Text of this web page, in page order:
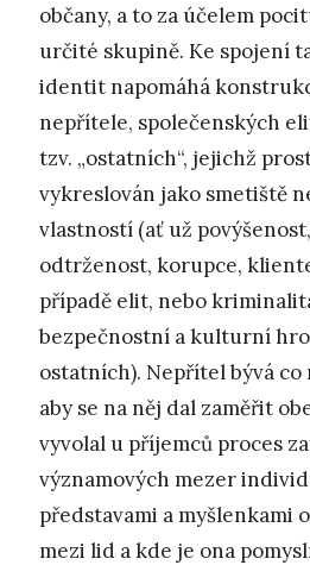
občany, a to za účelem
určité skupině. Ke spojení
identit napomáhá
nepřítele, společenských
tzv. „ostatních“, jejichž
vykreslován jako smetiště
vlastností (ať už
odtrženost, korupce,
případě elit, nebo
bezpečnostní a kulturní
ostatních). Nepřítel bývá
aby se na něj dal zaměřit
vyvolal u příjemců proces
významových mezer
představami a myšlenkami
mezi lid a kde je ona